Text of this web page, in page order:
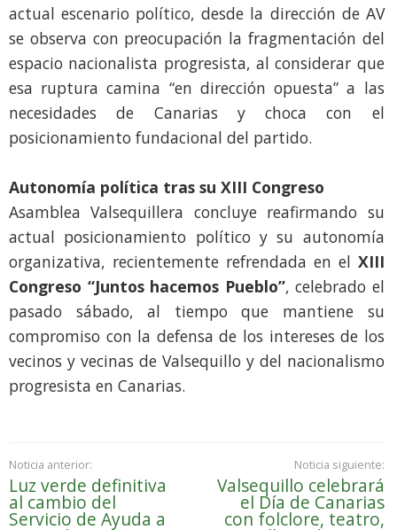
actual escenario político, desde la dirección de AV
se observa con preocupación la fragmentación del
espacio nacionalista progresista, al considerar que
esa ruptura camina “en dirección opuesta” a las
necesidades de Canarias y choca con el
posicionamiento fundacional del partido.
Autonomía política tras su XIII Congreso
Asamblea Valsequillera concluye reafirmando su
actual posicionamiento político y su autonomía
organizativa, recientemente refrendada en el XIII
Congreso “Juntos hacemos Pueblo”, celebrado el
pasado sábado, al tiempo que mantiene su
compromiso con la defensa de los intereses de los
vecinos y vecinas de Valsequillo y del nacionalismo
progresista en Canarias.
Noticia anterior:
Luz verde definitiva
al cambio del
Servicio de Ayuda a
Noticia siguiente:
Valsequillo celebrará
el Día de Canarias
con folclore, teatro,